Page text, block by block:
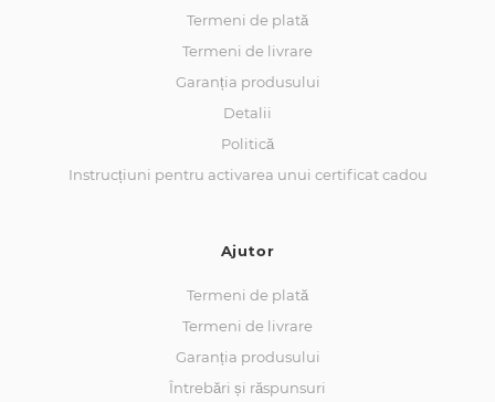
Termeni de plată
Termeni de livrare
Garanția produsului
Detalii
Politică
Instrucțiuni pentru activarea unui certificat cadou
Ajutor
Termeni de plată
Termeni de livrare
Garanția produsului
Întrebări și răspunsuri